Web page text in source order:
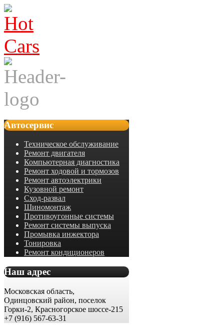
Автосервис
Техническое обслуживание
Ремонт двигателя
Компьютерная диагностика
Ремонт ходовой и тормозов
Ремонт автоэлектрики
Кузовной ремонт
Сход-развал
Шиномонтаж
Противоугонные системы
Ремонт системы выпуска
Промывка инжектора
Тонировка
Ремонт кондиционеров
Наш адрес
Московская область,
Одинцовский район, поселок
Горки-2, Красногорское шоссе-215
+7 (916) 567-63-31